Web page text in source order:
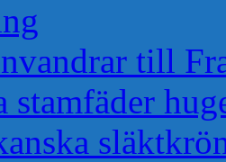
till
stamfäder